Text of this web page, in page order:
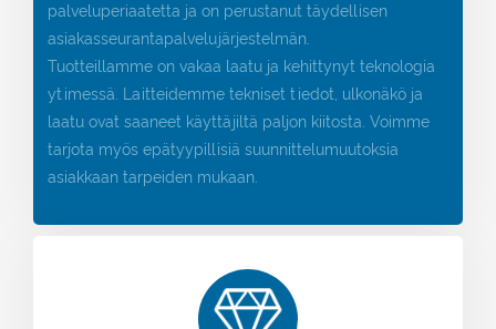
palveluperiaatetta ja on perustanut täydellisen
asiakasseurantapalvelujärjestelmän.
Tuotteillamme on vakaa laatu ja kehittynyt teknologia
ytimessä. Laitteidemme tekniset tiedot, ulkonäkö ja
laatu ovat saaneet käyttäjiltä paljon kiitosta. Voimme
tarjota myös epätyypillisiä suunnittelumuutoksia
asiakkaan tarpeiden mukaan.